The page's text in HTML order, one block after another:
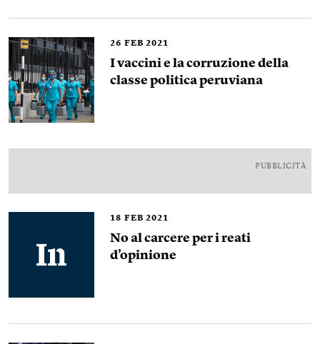
26 FEB 2021
I vaccini e la corruzione della
classe politica peruviana
PUBBLICITÀ
18 FEB 2021
No al carcere per i reati
d’opinione